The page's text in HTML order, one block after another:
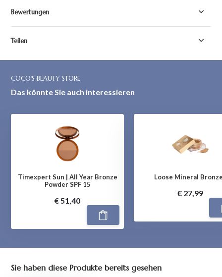
Bewertungen
Teilen
COCO'S BEAUTY STORE
Das könnte Sie auch interessieren
Timexpert Sun | All Year Bronze
Powder SPF 15
€ 51,40
Loose Mineral
€ 27,99
Sie haben diese Produkte bereits gesehen